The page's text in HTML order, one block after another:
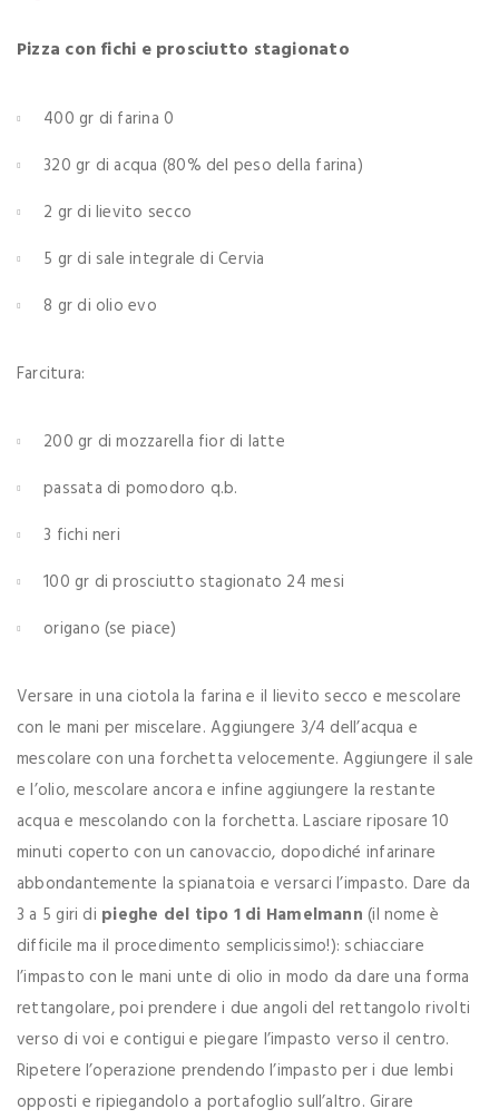
Pizza con fichi e prosciutto stagionato
400 gr di farina 0
320 gr di acqua (80% del peso della farina)
2 gr di lievito secco
5 gr di sale integrale di Cervia
8 gr di olio evo
Farcitura:
200 gr di mozzarella fior di latte
passata di pomodoro q.b.
3 fichi neri
100 gr di prosciutto stagionato 24 mesi
origano (se piace)
Versare in una ciotola la farina e il lievito secco e mescolare
con le mani per miscelare. Aggiungere 3/4 dell’acqua e
mescolare con una forchetta velocemente. Aggiungere il sale
e l’olio, mescolare ancora e infine aggiungere la restante
acqua e mescolando con la forchetta. Lasciare riposare 10
minuti coperto con un canovaccio, dopodiché infarinare
abbondantemente la spianatoia e versarci l’impasto. Dare da
3 a 5 giri di pieghe del tipo 1 di Hamelmann (il nome è
difficile ma il procedimento semplicissimo!): schiacciare
l’impasto con le mani unte di olio in modo da dare una forma
rettangolare, poi prendere i due angoli del rettangolo rivolti
verso di voi e contigui e piegare l’impasto verso il centro.
Ripetere l’operazione prendendo l’impasto per i due lembi
opposti e ripiegandolo a portafoglio sull’altro. Girare